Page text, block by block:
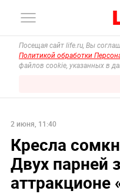
Посещая сайт life.ru, Вы
Политикой обработки
файлов cookie, указанных в
2 июня, 11:40
Кресла
Двух парней